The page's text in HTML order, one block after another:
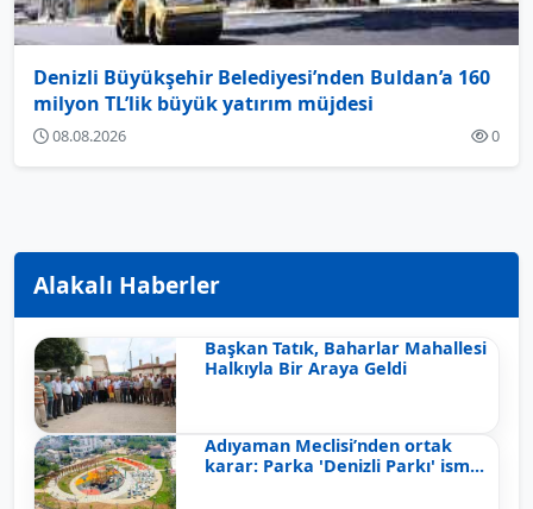
Denizli Büyükşehir Belediyesi’nden Buldan’a 160
milyon TL’lik büyük yatırım müjdesi
08.08.2026 0
Alakalı Haberler
Başkan Tatık, Baharlar Mahallesi
Halkıyla Bir Araya Geldi
Adıyaman Meclisi’nden ortak
karar: Parka 'Denizli Parkı' ism...